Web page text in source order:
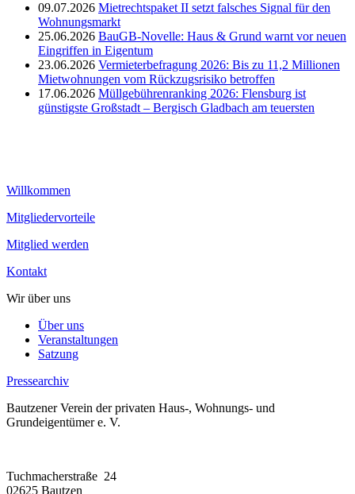
09.07.2026 Mietrechtspaket II setzt falsches Signal für den
Wohnungsmarkt
25.06.2026 BauGB-Novelle: Haus & Grund warnt vor neuen
Eingriffen in Eigentum
23.06.2026 Vermieterbefragung 2026: Bis zu 11,2 Millionen
Mietwohnungen vom Rückzugsrisiko betroffen
17.06.2026 Müllgebührenranking 2026: Flensburg ist
günstigste Großstadt – Bergisch Gladbach am teuersten
Willkommen
Mitgliedervorteile
Mitglied werden
Kontakt
Wir über uns
Über uns
Veranstaltungen
Satzung
Pressearchiv
Bautzener Verein der privaten Haus-, Wohnungs- und
Grundeigentümer e. V.
Tuchmacherstraße 24
02625 Bautzen